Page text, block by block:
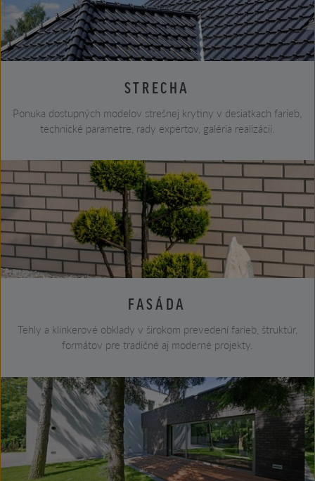
STRECHA
Ponuka dostupných modelov strešnej krytiny v desiatkach farieb,
technické parametre, rady expertov, galéria realizácií.
FASÁDA
Tehly a klinkerové obklady v širokom prevedení farieb, štruktúr,
formátov pre tradičné aj moderné projekty.